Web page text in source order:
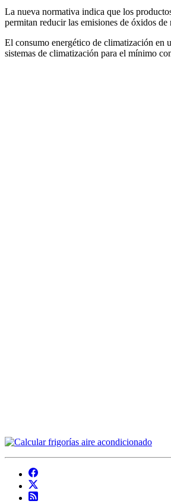
La nueva normativa indica que los
permitan reducir las emisiones de óxidos
El consumo energético de climatización en
sistemas de climatización para el mínimo